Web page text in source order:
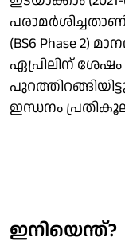
(BS6 Phase 2)
ഏപ്രിലിന്
ഇന്ധനം
ഇനിയെന്ത്?